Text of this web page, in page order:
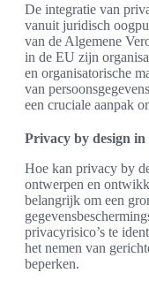
De integratie van
vanuit juridisch
van de Algemene
in de EU zijn
en organisatorische
van
een cruciale aanpak
Privacy by design
Hoe kan privacy by
ontwerpen en
belangrijk om een
privacyrisico’s te
het nemen van
beperken.